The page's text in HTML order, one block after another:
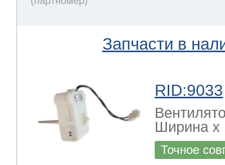
Запчасти в
RID:9033
Ширина х
Точное